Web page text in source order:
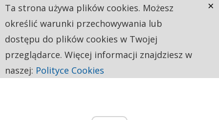
Ta strona używa plików cookies. Możesz
określić warunki przechowywania lub
dostępu do plików cookies w Twojej
przeglądarce. Więcej informacji znajdziesz w
naszej: Polityce Cookies
×